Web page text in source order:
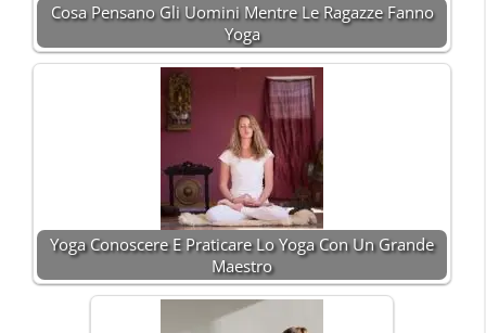
Cosa Pensano Gli Uomini Mentre Le Ragazze Fanno
Yoga
Yoga Conoscere E Praticare Lo Yoga Con Un Grande
Maestro